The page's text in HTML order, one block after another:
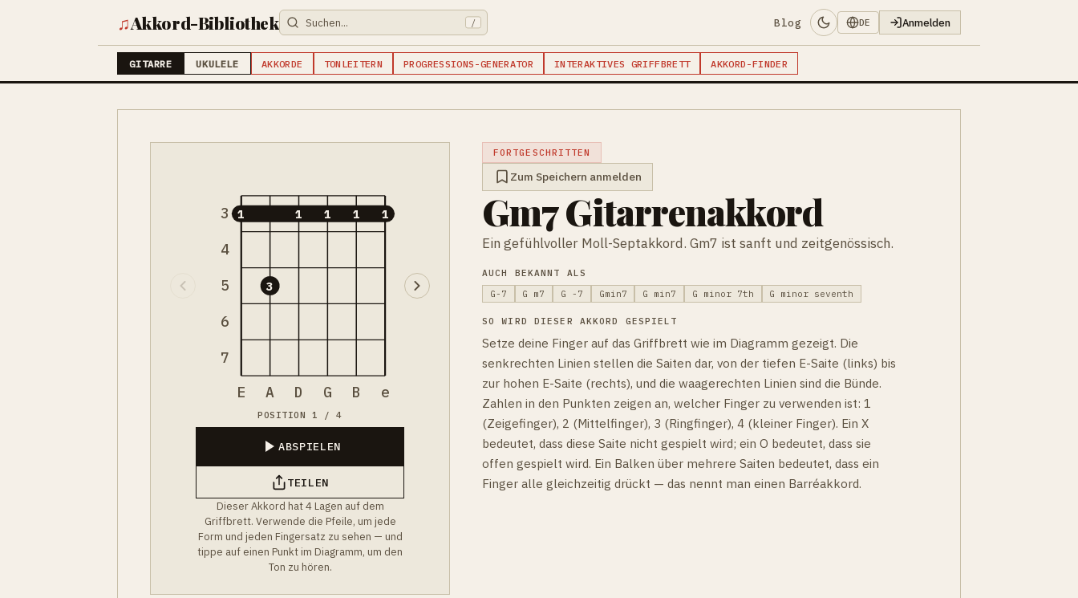
♫Akkord-Bibliothek / Blog DE Anmelden
GITARRE UKULELE AKKORDE TONLEITERN PROGRESSIONS-GENERATOR INTERAKTIVES GRIFFBRETT AKKORD-FINDER
3
4
5
6
7
1
3
1 1 1 1
E A D G B e
POSITION 1 / 4
ABSPIELEN
TEILEN
Dieser Akkord hat 4 Lagen auf dem
Griffbrett. Verwende die Pfeile, um jede
Form und jeden Fingersatz zu sehen — und
tippe auf einen Punkt im Diagramm, um den
Ton zu hören.
FORTGESCHRITTEN
Zum Speichern anmelden
Gm7 Gitarrenakkord
Ein gefühlvoller Moll-Septakkord. Gm7 ist sanft und zeitgenössisch.
AUCH BEKANNT ALS
G-7
G m7 G -7 Gmin7 G min7 G minor 7th G minor seventh
SO WIRD DIESER AKKORD GESPIELT
Setze deine Finger auf das Griffbrett wie im Diagramm gezeigt. Die
senkrechten Linien stellen die Saiten dar, von der tiefen E-Saite (links) bis
zur hohen E-Saite (rechts), und die waagerechten Linien sind die Bünde.
Zahlen in den Punkten zeigen an, welcher Finger zu verwenden ist: 1
(Zeigefinger), 2 (Mittelfinger), 3 (Ringfinger), 4 (kleiner Finger). Ein X
bedeutet, dass diese Saite nicht gespielt wird; ein O bedeutet, dass sie
offen gespielt wird. Ein Balken über mehrere Saiten bedeutet, dass ein
Finger alle gleichzeitig drückt — das nennt man einen Barréakkord.